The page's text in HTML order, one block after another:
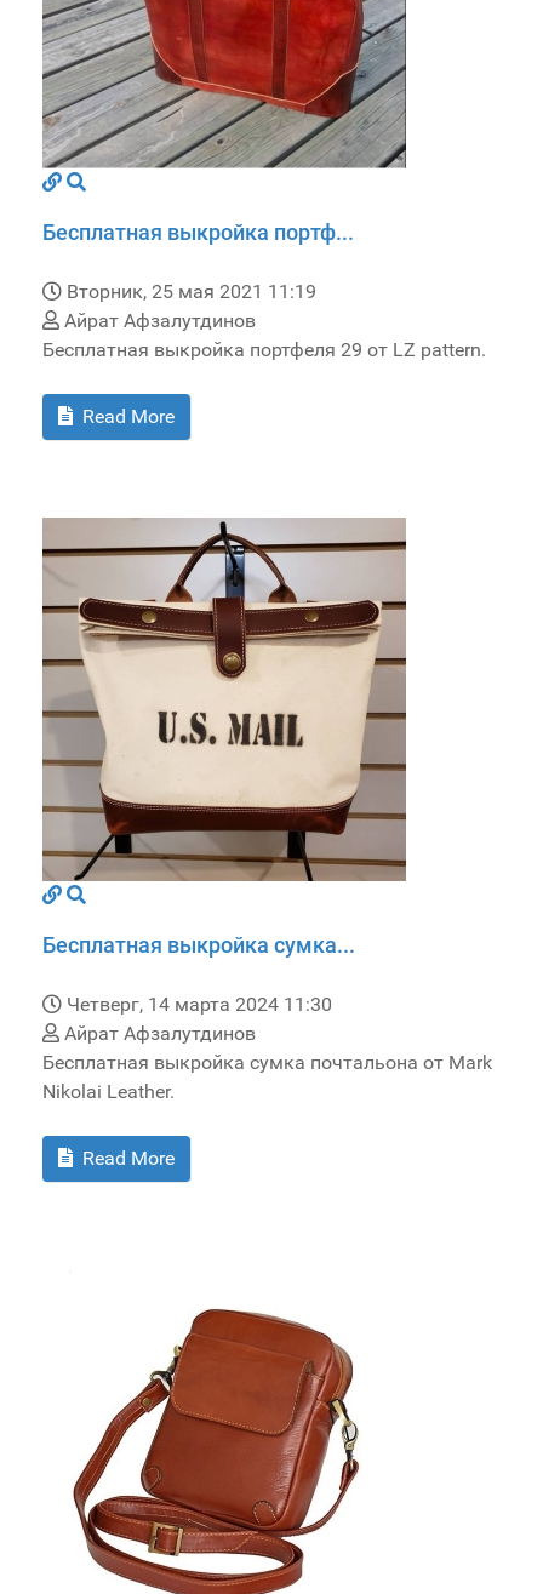
Бесплатная выкройка портф...
Вторник, 25 мая 2021 11:19
Айрат Афзалутдинов
Бесплатная выкройка портфеля 29 от LZ pattern.
Read More
Бесплатная выкройка сумка...
Четверг, 14 марта 2024 11:30
Айрат Афзалутдинов
Бесплатная выкройка сумка почтальона от Mark
Nikolai Leather.
Read More